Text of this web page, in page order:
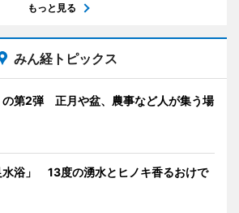
もっと見る
みん経トピックス
の第2弾 正月や盆、農事など人が集う場
水浴」 13度の湧水とヒノキ香るおけで